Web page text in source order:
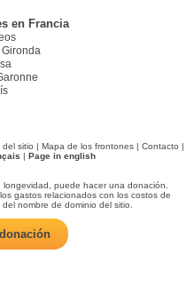
en Francia
Gironda
del sitio | Mapa de los frontones | Contacto |
| Page in english
puede hacer una donación.
gastos relacionados con los costos de
nombre de dominio del sitio.